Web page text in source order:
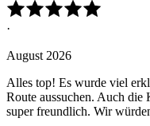
·
August 2026
Alles top! Es wurde viel
Route aussuchen. Auch
super freundlich. Wir